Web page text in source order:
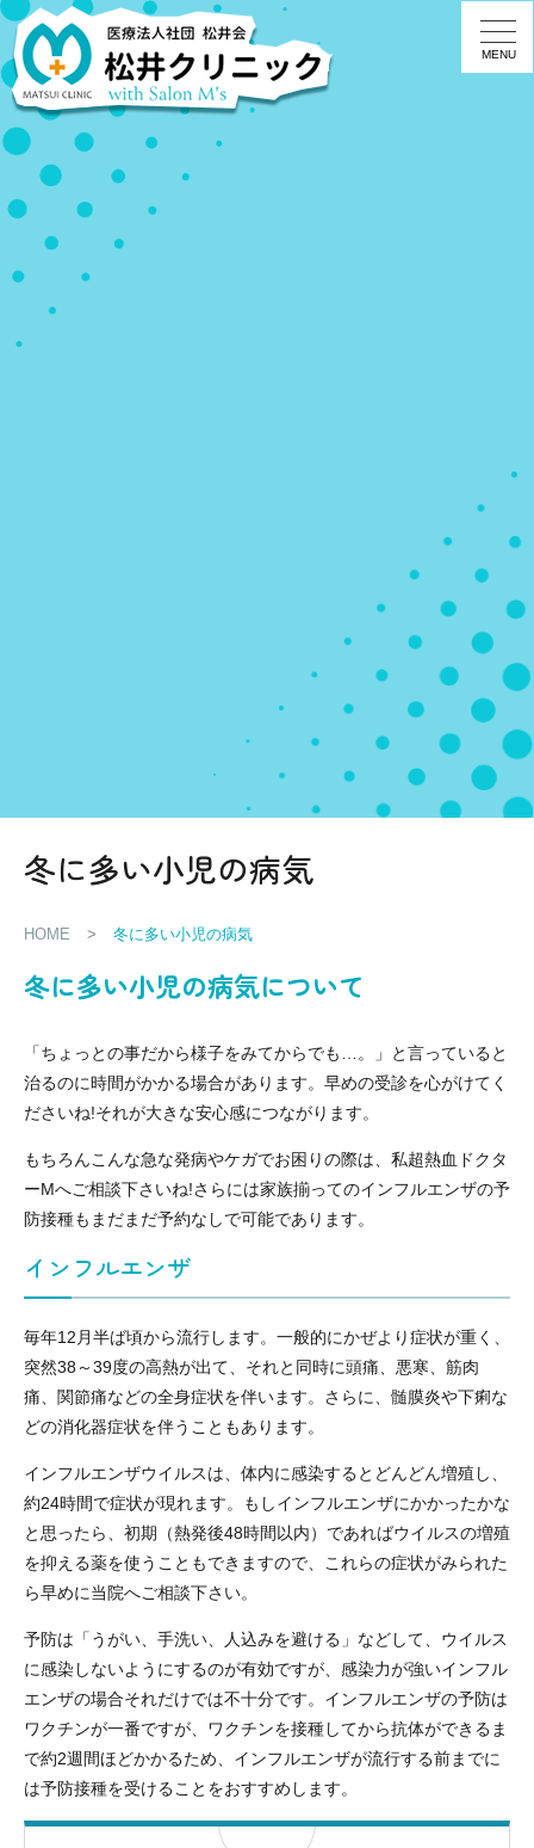
冬に多い小児の病気
HOME > 冬に多い小児の病気
冬に多い小児の病気について
「ちょっとの事だから様子をみてからでも…。」と言っていると
治るのに時間がかかる場合があります。早めの受診を心がけてく
ださいね!それが大きな安心感につながります。
もちろんこんな急な発病やケガでお困りの際は、私超熱血ドクタ
ーMへご相談下さいね!さらには家族揃ってのインフルエンザの予
防接種もまだまだ予約なしで可能であります。
インフルエンザ
毎年12月半ば頃から流行します。一般的にかぜより症状が重く、
突然38～39度の高熱が出て、それと同時に頭痛、悪寒、筋肉
痛、関節痛などの全身症状を伴います。さらに、髄膜炎や下痢な
どの消化器症状を伴うこともあります。
インフルエンザウイルスは、体内に感染するとどんどん増殖し、
約24時間で症状が現れます。もしインフルエンザにかかったかな
と思ったら、初期（熱発後48時間以内）であればウイルスの増殖
を抑える薬を使うこともできますので、これらの症状がみられた
ら早めに当院へご相談下さい。
予防は「うがい、手洗い、人込みを避ける」などして、ウイルス
に感染しないようにするのが有効ですが、感染力が強いインフル
エンザの場合それだけでは不十分です。インフルエンザの予防は
ワクチンが一番ですが、ワクチンを接種してから抗体ができるま
で約2週間ほどかかるため、インフルエンザが流行する前までに
は予防接種を受けることをおすすめします。